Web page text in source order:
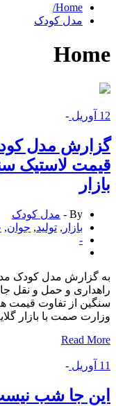
Home/
مدل کودک
-
لاستیک
By -
مدل کودک
بازار
,تولید ,جوان,خرید
مدل کودک
و حمل و نقل جاده
از تفاوت قیمت های
صمت با بازار گلایه
Read
-
جا شب نیست